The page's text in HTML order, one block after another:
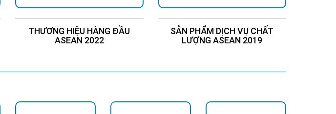
THƯƠNG HIỆU HÀNG ĐẦU
ASEAN 2022
SẢN PHẨM DỊCH VỤ CHẤT
LƯỢNG ASEAN 2019